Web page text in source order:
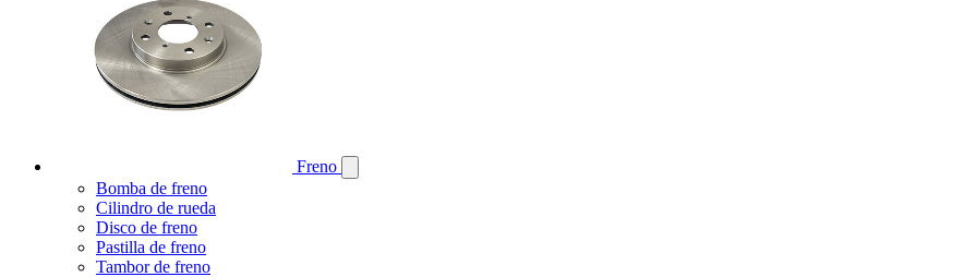
Freno
Bomba de freno
Cilindro de rueda
Disco de freno
Pastilla de freno
Tambor de freno